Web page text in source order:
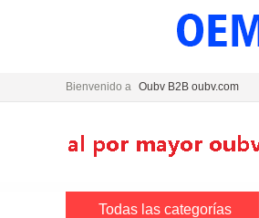
Bienvenido a Oubv B2B oubv.com
Todas las categorías